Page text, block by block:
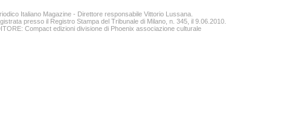
Italiano Magazine - Direttore responsabile Vittorio Lussana.
presso il Registro Stampa del Tribunale di Milano, n. 345, il 9.06.2010.
Compact edizioni divisione di Phoenix associazione culturale